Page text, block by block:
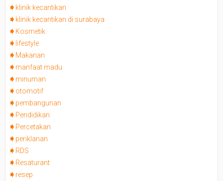
klinik kecantikan
klinik kecantikan di surabaya
Kosmetik
lifestyle
Makanan
manfaat madu
minuman
otomotif
pembangunan
Pendidikan
Percetakan
periklanan
RDS
Resaturant
resep